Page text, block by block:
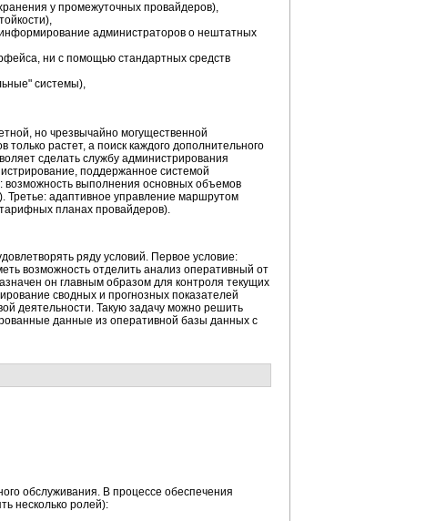
у промежуточных провайдеров),
администраторов о нештатных
ни с помощью стандартных средств
системы),
но чрезвычайно могущественной
растет, а поиск каждого дополнительного
сделать службу администрирования
поддержанное системой
выполнения основных объемов
Третье: адаптивное управление маршрутом
планах провайдеров).
ряду условий. Первое условие:
возможность отделить анализ оперативный от
он главным образом для контроля текущих
сводных и прогнозных показателей
деятельности. Такую задачу можно решить
данные из оперативной базы данных с
обслуживания. В процессе обеспечения
несколько ролей):